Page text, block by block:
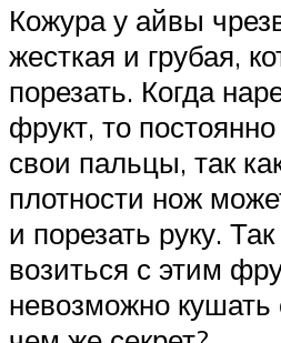
Кожура у айвы
жесткая и грубая,
порезать. Когда
фрукт, то
свои пальцы, так
плотности нож
и порезать руку.
возиться с этим
невозможно кушать